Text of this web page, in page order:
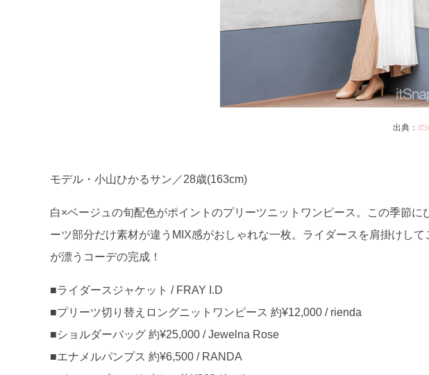
出典：
モデル・小山ひかるサン／28歳(163cm)
白×ベージュの旬配色がポイントのプリーツニットワンピース。この季節に
ーツ部分だけ素材が違うMIX感がおしゃれな一枚。ライダースを肩掛けし
が漂うコーデの完成！
■ライダースジャケット / FRAY I.D
■プリーツ切り替えロングニットワンピース 約¥12,000 / rienda
■ショルダーバッグ 約¥25,000 / Jewelna Rose
■エナメルパンプス 約¥6,500 / RANDA